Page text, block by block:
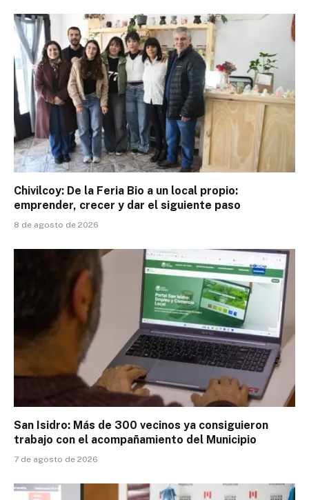
Chivilcoy: De la Feria Bio a un local propio:
emprender, crecer y dar el siguiente paso
8 de agosto de 2026
San Isidro: Más de 300 vecinos ya consiguieron
trabajo con el acompañamiento del Municipio
7 de agosto de 2026